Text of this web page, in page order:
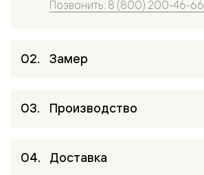
Позвонить: 8 (800) 200-46-66
Замер
Производство
Доставка